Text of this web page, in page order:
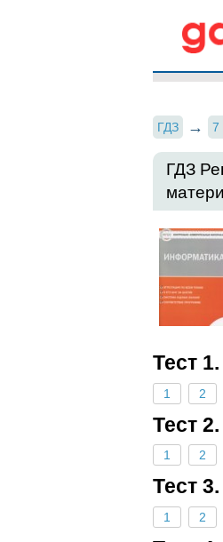
ГДЗ 7
ГДЗ
Тест
1 2
Тест
1 2
Тест
1 2